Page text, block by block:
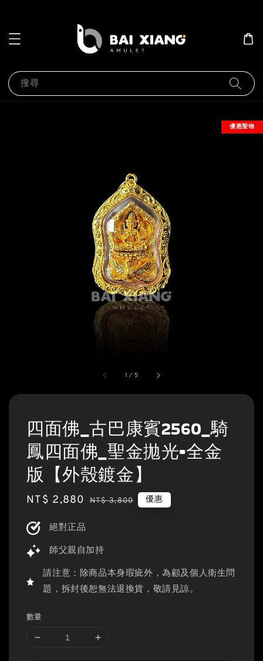
搜尋
1 / 5
優惠聖物
四面佛_古巴康賓2560_騎
鳳四面佛_聖金拋光•全金
版【外殼鍍金】
Sale
NT$ 2,880 Regular
NT$ 3,800 優惠
絕對正品
師父親自加持
請注意：除商品本身瑕疵外，為顧及個人衛生問
題，拆封後恕無法退換貨，敬請見諒。
數量